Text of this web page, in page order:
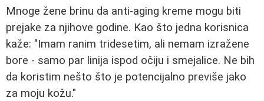
Mnoge žene brinu da anti-aging kreme mogu biti
prejake za njihove godine. Kao što jedna korisnica
kaže: "Imam ranim tridesetim, ali nemam izražene
bore - samo par linija ispod očiju i smejalice. Ne bih
da koristim nešto što je potencijalno previše jako
za moju kožu."